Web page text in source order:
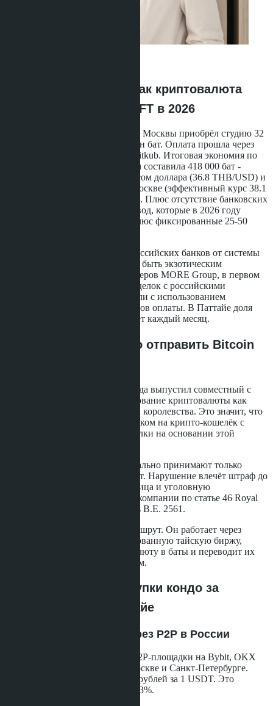
Реальная экономия: как криптовалюта
решает проблему SWIFT в 2026
Весной 2026 года покупатель из Москвы приобрёл студию 32
м² в районе Пратамнак за 4.2 млн бат. Оплата прошла через
конвертацию USDT на бирже Bitkub. Итоговая экономия по
сравнению со SWIFT-переводом составила 418 000 бат -
разница между банковским курсом доллара (36.8 THB/USD) и
курсом P2P-покупки USDT в Москве (эффективный курс 38.1
THB/USD после всех комиссий). Плюс отсутствие банковских
сборов за международный перевод, которые в 2026 году
достигают 0.5-1.5% от суммы плюс фиксированные 25-50
После массового отключения российских банков от системы
SWIFT криптовалюта перестала быть экзотическим
инструментом. По данным брокеров MORE Group, в первом
квартале 2026 года около 35% сделок с российскими
покупателями на Пхукете прошли с использованием
криптовалюты на одном из этапов оплаты. В Паттайе доля
меньше - около 22-25%, но растёт каждый месяц.
Почему нельзя просто отправить Bitcoin
Банк Таиланда 23 марта 2022 года выпустил совместный с
SEC Thailand запрет на использование криптовалюты как
средства платежа на территории королевства. Это значит, что
прямой приём USDT застройщиком на крипто-кошелёк с
последующей регистрацией сделки на основании этой
Все тайские девелоперы официально принимают только
тайские баты на банковский счёт. Нарушение влечёт штраф до
500 000 бат для юридического лица и уголовную
ответственность для директора компании по статье 46 Royal
Decree on Digital Asset Businesses B.E. 2561.
Но это не закрывает крипто-маршрут. Он работает через
промежуточный шаг: лицензированную тайскую биржу,
которая конвертирует криптовалюту в баты и переводит их
застройщику законным способом.
Пошаговая схема покупки кондо за
криптовалюту в Паттайе
Шаг 1: Покупка USDT через P2P в России
Вы приобретаете USDT через P2P-площадки на Bybit, OKX
или через OTC-обменники в Москве и Санкт-Петербурге.
Курс в апреле 2026 года - 90-95 рублей за 1 USDT. Это
рыночный курс плюс спред 1.5-3%.